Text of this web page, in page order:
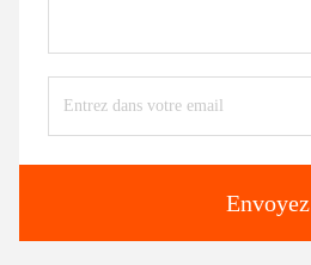
Envoyez